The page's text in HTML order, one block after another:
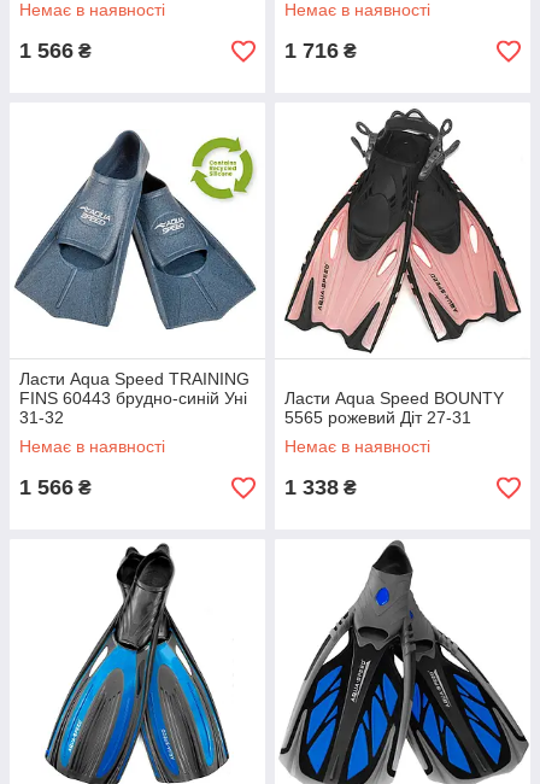
Немає в наявності
1 566 ₴
Немає в наявності
1 716 ₴
Ласти Aqua Speed TRAINING
FINS 60443 брудно-синій Уні
31-32
Немає в наявності
1 566 ₴
Ласти Aqua Speed BOUNTY
5565 рожевий Діт 27-31
Немає в наявності
1 338 ₴